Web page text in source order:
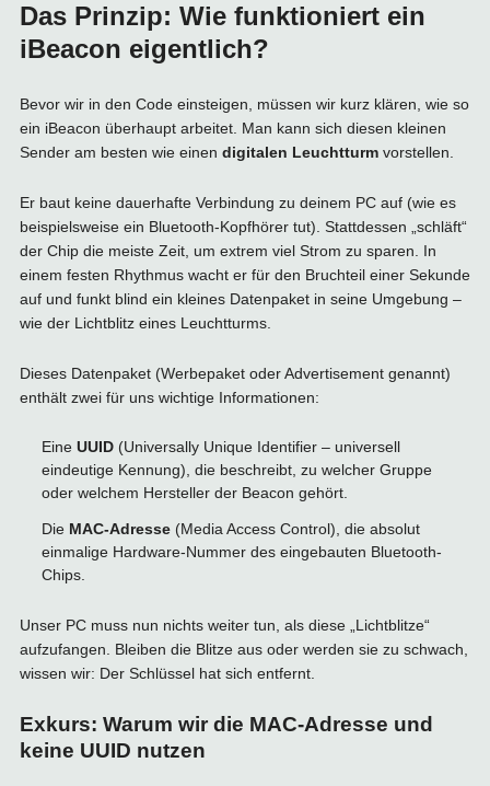
Das Prinzip: Wie funktioniert ein
iBeacon eigentlich?
Bevor wir in den Code einsteigen, müssen wir kurz klären, wie so
ein iBeacon überhaupt arbeitet. Man kann sich diesen kleinen
Sender am besten wie einen digitalen Leuchtturmvorstellen.
Er baut keine dauerhafte Verbindung zu deinem PC auf (wie es
beispielsweise ein Bluetooth-Kopfhörer tut). Stattdessen „schläft“
der Chip die meiste Zeit, um extrem viel Strom zu sparen. In
einem festen Rhythmus wacht er für den Bruchteil einer Sekunde
auf und funkt blind ein kleines Datenpaket in seine Umgebung –
wie der Lichtblitz eines Leuchtturms.
Dieses Datenpaket (Werbepaket oder Advertisement genannt)
enthält zwei für uns wichtige Informationen:
Eine UUID(Universally Unique Identifier – universell
eindeutige Kennung), die beschreibt, zu welcher Gruppe
oder welchem Hersteller der Beacon gehört.
Die MAC-Adresse(Media Access Control), die absolut
einmalige Hardware-Nummer des eingebauten Bluetooth-
Chips.
Unser PC muss nun nichts weiter tun, als diese „Lichtblitze“
aufzufangen. Bleiben die Blitze aus oder werden sie zu schwach,
wissen wir: Der Schlüssel hat sich entfernt.
Exkurs: Warum wir die MAC-Adresse und
keine UUID nutzen